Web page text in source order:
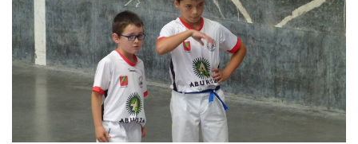
Adunako jaien lehen txanpa, asteburu honetan